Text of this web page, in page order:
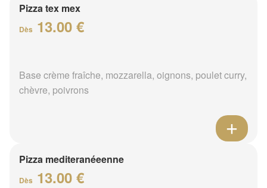
Pizza tex mex
Dès 13.00 €
Base crème fraîche, mozzarella, oignons, poulet curry,
chèvre, poivrons
Pizza mediteranéeenne
Dès 13.00 €